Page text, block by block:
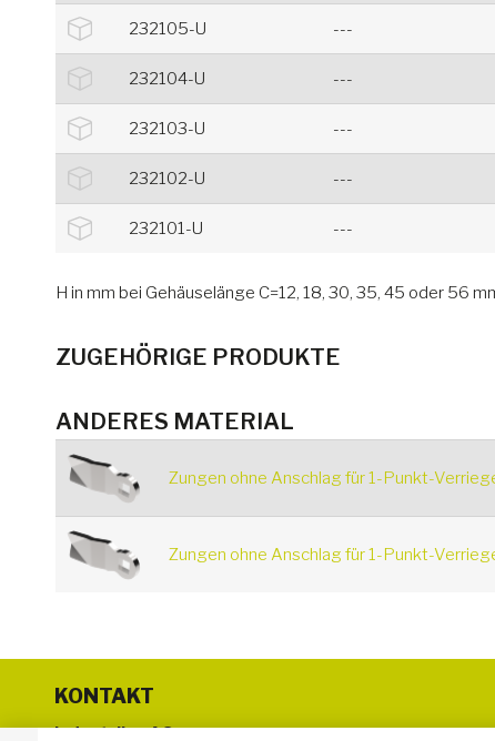
232105-U ---
232104-U ---
232103-U ---
232102-U ---
232101-U ---
H in mm bei Gehäuselänge C=12, 18, 30, 35, 45 oder 56
ZUGEHÖRIGE PRODUKTE
ANDERES MATERIAL
Zungen ohne Anschlag für 1-Punkt-
Zungen ohne Anschlag für 1-Punkt-
KONTAKT
Industrilas AG